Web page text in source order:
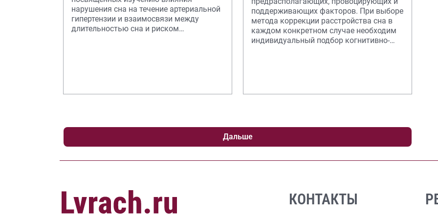
нарушения сна на течение артериальной
гипертензии и взаимосвязи между
длительностью сна и риском
поддерживающих факторов. При выборе
метода коррекции расстройства сна в
каждом конкретном случае необходим
индивидуальный подбор когнитивно-
Дальше
КОНТАКТЫ